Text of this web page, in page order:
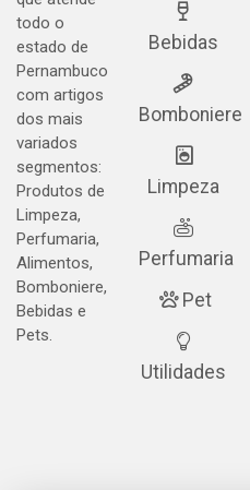
todo o
estado de
Pernambuco
com artigos
dos mais
variados
segmentos:
Produtos de
Limpeza,
Perfumaria,
Alimentos,
Bomboniere,
Bebidas e
Pets.
Bebidas
Bomboniere
Limpeza
Perfumaria
Pet
Utilidades